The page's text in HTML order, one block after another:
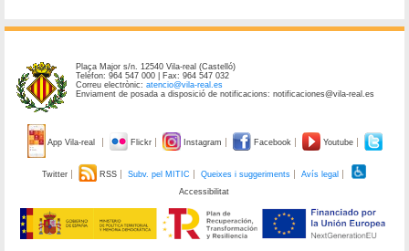
Plaça Major s/n. 12540 Vila-real (Castelló)
Telèfon: 964 547 000 | Fax: 964 547 032
Correu electrònic:atencio@vila-real.es
Enviament de posada a disposició de notificacions: notificaciones@vila-real.es
App Vila-real Flickr Instagram Facebook Youtube
Twitter RSS Subv. pel MITIC Queixes i suggeriments
Avís legal
Accessibilitat